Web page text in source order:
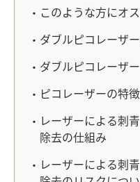
このような方にオ
ダブルピコレーザ
ダブルピコレーザー
ピコレーザーの特徴
レーザーによる刺
除去の仕組み
レーザーによる刺